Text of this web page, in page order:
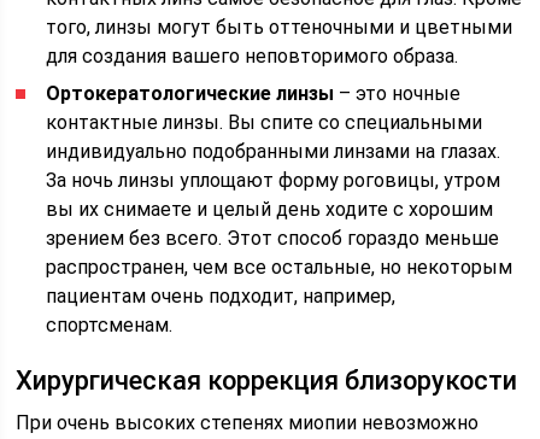
того, линзы могут быть оттеночными и цветными
для создания вашего неповторимого образа.
Ортокератологические линзы – это ночные
контактные линзы. Вы спите со специальными
индивидуально подобранными линзами на глазах.
За ночь линзы уплощают форму роговицы, утром
вы их снимаете и целый день ходите с хорошим
зрением без всего. Этот способ гораздо меньше
распространен, чем все остальные, но некоторым
пациентам очень подходит, например,
спортсменам.
Хирургическая коррекция близорукости
При очень высоких степенях миопии невозможно